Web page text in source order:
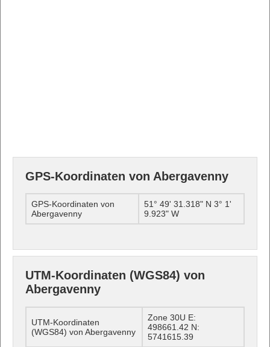
GPS-Koordinaten von Abergavenny
GPS-Koordinaten von
Abergavenny
51° 49' 31.318" N 3° 1'
9.923" W
UTM-Koordinaten (WGS84) von
Abergavenny
UTM-Koordinaten
(WGS84) von Abergavenny
Zone 30U E:
498661.42 N:
5741615.39